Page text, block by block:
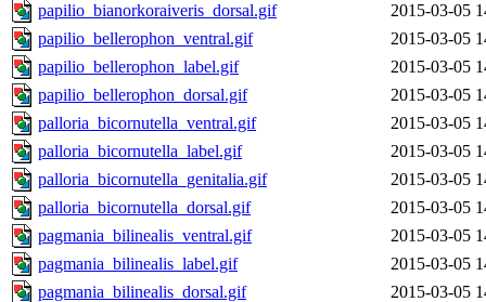
papilio_bianorkoraiveris_dorsal.gif
2015-03-05
papilio_bellerophon_ventral.gif
2015-03-05
papilio_bellerophon_label.gif
2015-03-05
papilio_bellerophon_dorsal.gif
2015-03-05
palloria_bicornutella_ventral.gif
2015-03-05
palloria_bicornutella_label.gif
2015-03-05
palloria_bicornutella_genitalia.gif
2015-03-05
palloria_bicornutella_dorsal.gif
2015-03-05
pagmania_bilinealis_ventral.gif
2015-03-05
pagmania_bilinealis_label.gif
2015-03-05
pagmania_bilinealis_dorsal.gif
2015-03-05